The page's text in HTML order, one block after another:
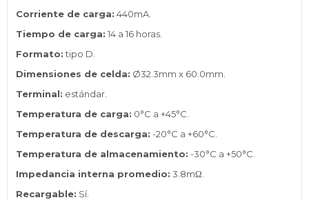
Corriente de carga: 440mA.
Tiempo de carga: 14 a 16 horas.
Formato:tipo D.
Dimensiones de celda: Ø32.3mm x 60.0mm.
Terminal: estándar.
Temperatura de carga: 0°C a +45°C.
Temperatura de descarga: -20°C a +60°C.
Temperatura de almacenamiento: -30°C a +50°C.
Impedancia interna promedio: 3.8mΩ.
Recargable: Sí.